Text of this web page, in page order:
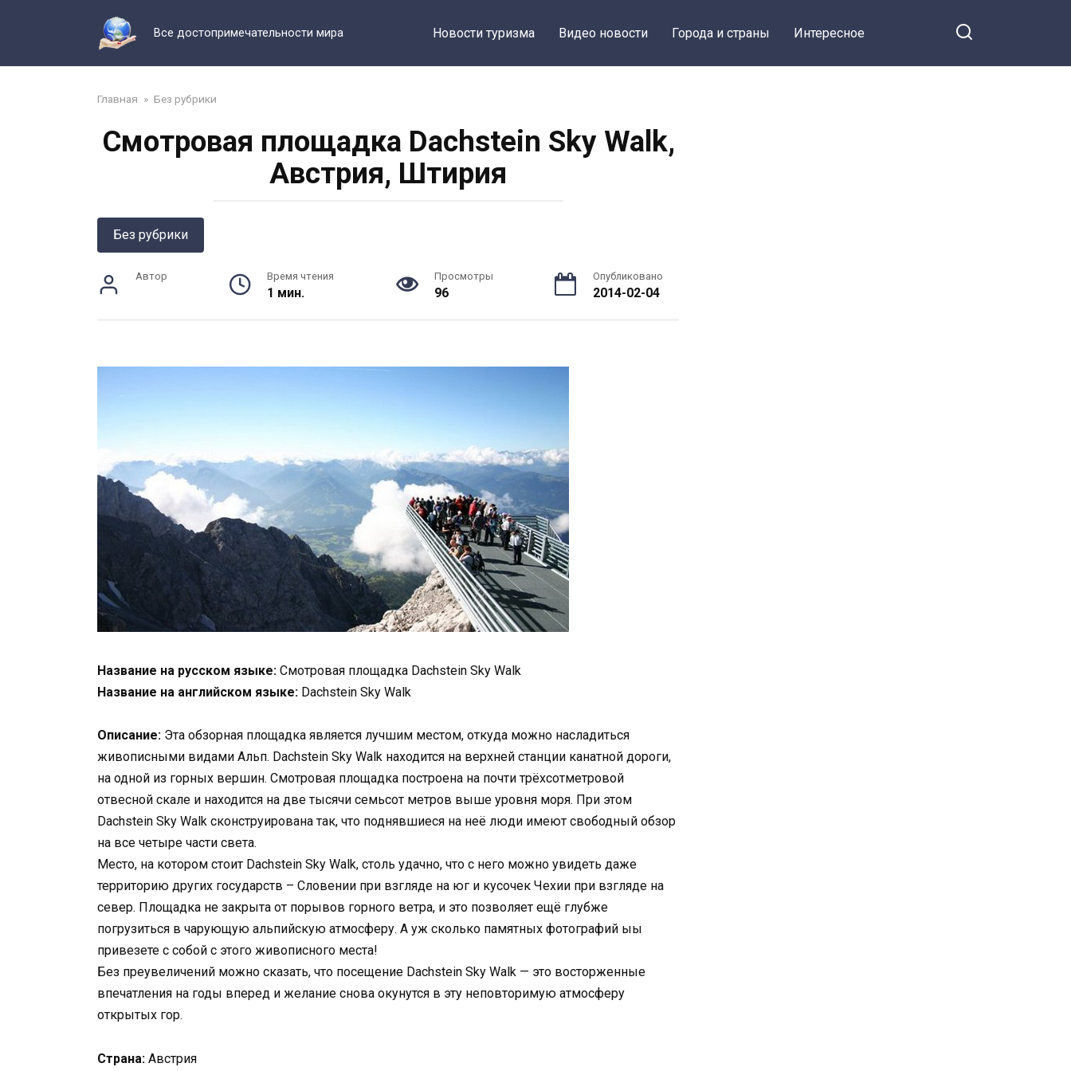
Все достопримечательности мира Новости туризма Видео новости Города и страны Интересное
Главная » Без рубрики
Смотровая площадка Dachstein Sky Walk,
Австрия, Штирия
Без рубрики
Автор Время чтения
1 мин.
Просмотры
96
Опубликовано
2014-02-04
Название на русском языке: Смотровая площадка Dachstein Sky Walk
Название на английском языке: Dachstein Sky Walk
Описание: Эта обзорная площадка является лучшим местом, откуда можно насладиться
живописными видами Альп. Dachstein Sky Walk находится на верхней станции канатной дороги,
на одной из горных вершин. Смотровая площадка построена на почти трёхсотметровой
отвесной скале и находится на две тысячи семьсот метров выше уровня моря. При этом
Dachstein Sky Walk сконструирована так, что поднявшиеся на неё люди имеют свободный обзор
на все четыре части света.
Место, на котором стоит Dachstein Sky Walk, столь удачно, что с него можно увидеть даже
территорию других государств – Словении при взгляде на юг и кусочек Чехии при взгляде на
север. Площадка не закрыта от порывов горного ветра, и это позволяет ещё глубже
погрузиться в чарующую альпийскую атмосферу. А уж сколько памятных фотографий ыы
привезете с собой с этого живописного места!
Без преувеличений можно сказать, что посещение Dachstein Sky Walk — это восторженные
впечатления на годы вперед и желание снова окунутся в эту неповторимую атмосферу
открытых гор.
Страна: Австрия